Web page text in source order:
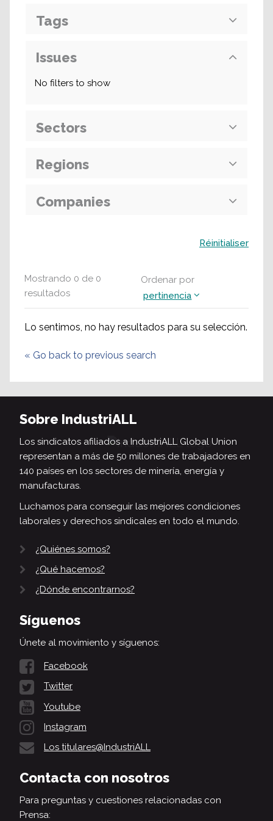
Mostrando 0 de 0
resultados
Ordenar por
pertinencia
Lo sentimos, no hay resultados para su selección.
« Go back to previous search
Tags
Issues
No filters to show
Sectors
Regions
Companies
Réinitialiser
Sobre IndustriALL
Los sindicatos afiliados a IndustriALL Global Union
representan a más de 50 millones de trabajadores en
140 países en los sectores de minería, energía y
manufacturas.
Luchamos para conseguir las mejores condiciones
laborales y derechos sindicales en todo el mundo.
¿Quiénes somos?
¿Qué hacemos?
¿Dónde encontrarnos?
Síguenos
Únete al movimiento y síguenos:
Facebook
Twitter
Youtube
Instagram
Los titulares@IndustriALL
Contacta con nosotros
Para preguntas y cuestiones relacionadas con
Prensa: